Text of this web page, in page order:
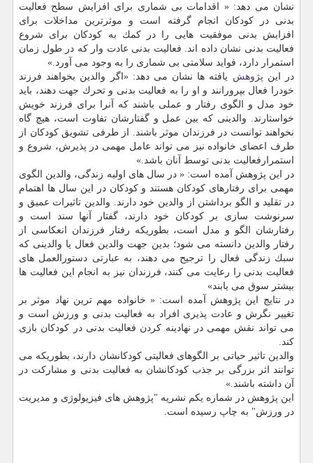
نشان می دهد: « اقدامات بی شماری برای افزایش سطح فعالیت
بدنی در كودكان انجام گرفته است و موثرترین مداخلات برای
افزایش بدنی موفقیت هایی را در كمك به كودكان برای شروع
فعالیت بدنی نشان داده اند. فعالیت بدنی عادت وار كه در طول زمان
استمرار دارد، فواید سلامتی بی شماری را به وجود می آورد.»
در این پژوهش یافته ها نشان می دهد: «اگر والدین بخواهند فرزند
خودرا فعال بپرورانند و او را به فعالیت بدنی و تحرك جهت دهند، باید
خود مدل و الگوی رفتار و عملی باشند كه آنرا برای فرزند خویش
خواستارند. والدینی كه بین عمل و گفتارشان تفاوت است، هیچ گاه
نخواهند توانست در فرزندان موثر باشند. از طرفی تشویق كودكان از
طرف اعضای خانواده نیز می تواند عامل مهمی در پذیرش، شروع و
استمرارفعالیت بدنی توسط آنان باشد.»
در این پژوهش آمده است: « در سال های اولیه زندگی، والدین الگوی
مهمی برای رفتارهای كودكان هستند و كودكان در این سال ها اهتمام
در تقلید و الگو برداشتن از والدین خود دارند. والدین تاثیرات عمیق و
سرنوشت سازی بر كودكان خود دارند، گفتار آنها سند است و
رفتارشان الگو و مدل است، بطوریكه رفتار فرزندان انعكاسی از
رفتار والدین دانسته می شود؛ بدین جهت والدین فعال یا والدینی كه
سبك زندگی فعال را ترجیح می دهند، به عبارتی دستورالعمل های
فعالیت بدنی را رعایت می كنند، فرزندان نیز به انجام این فعالیت ها
بیشتر سوق می یابند»
در نتایج این پژوهش آمده است: « خانواده مهم ترین نهاد موثر بر
تغییر نگرش و عادت پذیری افراد به فعالیت بدنی و ورزش است و
می تواند نقش مهمی در نهادینه كردن فعالیت بدنی در كودكان بازی
كند.
والدین تاثیر حیاتی بر الگوهای فعالیتی كودكانشان دارند، بطوریكه می
توانند اثر بزرگی بر جذب كودكانشان به فعالیت بدنی و مشاركت در
آن داشته باشند.»
این پژوهش در شماره یكم نشریه "پژوهش های فیزیولوژی و مدیریت
در ورزش" به چاپ رسیده است.